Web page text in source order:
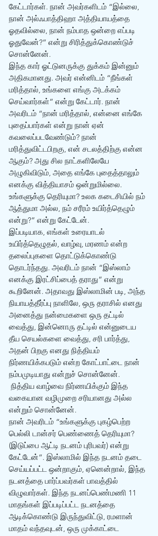
கேட்டார்கள். நான் அவர்களிடம் “இல்லை,
நான் அல்ஃபாத்திஹா அத்தியாயத்தை
ஓதவில்லை, நான் நம்பாத ஒன்றை எப்படி
ஓதுவேன்?” என்று சிரித்துக்கொண்டுச்
சொன்னேன்.
இந்த கார் ஓட்டுனருக்கு துக்கம் இன்னும்
அதிகமானது. அவர் என்னிடம் “நீங்கள்
மரித்தால், உங்களை எங்கு அடக்கம்
செய்வார்கள்” என்று கேட்டார். நான்
அவரிடம் “நான் மரித்தால், என்னை எங்கே
புதைப்பார்கள் என்று நான் ஏன்
கவலைப்படவேண்டும்? நான்
மரித்துவிட்டபிறகு, என் சடலத்திற்கு என்ன
ஆகும்? அது சில நாட்களிலேயே
அழுகிவிடும், அதை எங்கே புதைத்தாலும்
எனக்கு வித்தியாசம் ஒன்றுமில்லை.
உங்களுக்கு தெரியுமா? உலக கடைசியில் நம்
ஆத்துமா அல்ல, நம் சரீரம் உயிர்த்தெழும்
என்று?” என்று கேட்டேன்.
இப்படியாக, எங்கள் உரையாடல்
உயிர்த்தெழுதல், வாழ்வு, மரணம் என்ற
தலைப்புகளை தொட்டுக்கொண்டு
தொடர்ந்தது. அவரிடம் நான் “இஸ்லாம்
எனக்கு இரட்சிப்பைத் தராது” என்று
கூறினேன். அதாவது இஸ்லாமின் படி, அந்த
நியாயத்தீர்ப்பு நாளிலே, ஒரு தராசில் எனது
அனைத்து நன்மைகளை ஒரு தட்டில்
வைத்து, இன்னொரு தட்டில் என்னுடைய
தீய செயல்களை வைத்து, சரி பார்த்து,
அதன் பிறகு எனது நித்தியம்
நிர்ணயிக்கபடும் என்ற கோட்பாட்டை நான்
நம்பமுடியாது என்றுச் சொன்னேன்.
நித்திய வாழ்வை நிர்ணயிக்கும் இந்த
வகையான வழிமுறை சரியானது அல்ல
என்றும் சொன்னேன்.
நான் அவரிடம் “உங்களுக்கு புகழ்பெற்ற
பெல்லி டான்சர் பெண்ணைத் தெரியுமா?
(இடுப்பை ஆட்டி நடனம் புரிபவர்) என்று
கேட்டேன்”. இஸ்லாமில் இந்த நடனம் தடை
செய்யப்பட்ட ஒன்றாகும், ஏனென்றால், இந்த
நடனத்தை பார்ப்பவர்கள் பாவத்தில்
விழுவார்கள். இந்த நடனப்பெண்மணி 11
மாதங்கள் இப்படிப்பட்ட நடனத்தை
ஆடிக்கொண்டு இருந்துவிட்டு, ரமளான்
மாதம் வந்தவுடன், ஒரு முக்காட்டை